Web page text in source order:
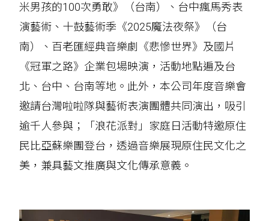
米男孩的100次勇敢》（台南）、台中瘋馬秀表
演藝術、十鼓藝術季《2025魔法夜祭》（台
南）、百老匯經典音樂劇《悲慘世界》及國片
《冠軍之路》企業包場映演，活動地點遍及台
北、台中、台南等地。此外，本公司年度音樂會
邀請台灣啦啦隊與藝術表演團體共同演出，吸引
逾千人參與；「浪花派對」家庭日活動特邀原住
民比亞蘇樂團登台，透過音樂展現原住民文化之
美，兼具藝文推廣與文化傳承意義。